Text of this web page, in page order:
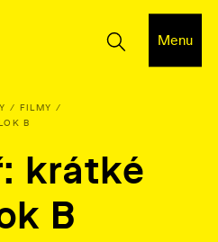
Menu
FILMY
B
krátké
B